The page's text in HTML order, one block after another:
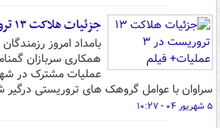
جزئیات هلاکت ۱۳ تروریست در ۳ عملیات+ فیلم
بامداد امروز
همکاری سربازان
عملیات مشترک در
سراوان با عوامل گروهک های تروریستی درگیر
۵ شهریور ۰۴ - ۱۰:۲۷